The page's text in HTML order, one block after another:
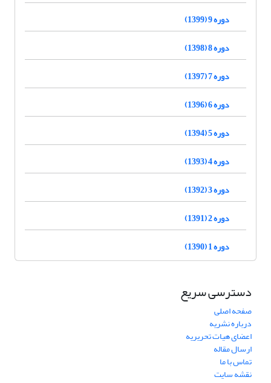
دوره 9 (1399)
دوره 8 (1398)
دوره 7 (1397)
دوره 6 (1396)
دوره 5 (1394)
دوره 4 (1393)
دوره 3 (1392)
دوره 2 (1391)
دوره 1 (1390)
دسترسی سریع
صفحه اصلی
درباره نشریه
اعضای هیات تحریریه
ارسال مقاله
تماس با ما
نقشه سایت